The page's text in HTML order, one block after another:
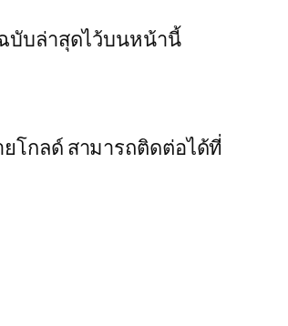
บับล่าสุดไว้บนหน้านี้
โกลด์ สามารถติดต่อได้ที่